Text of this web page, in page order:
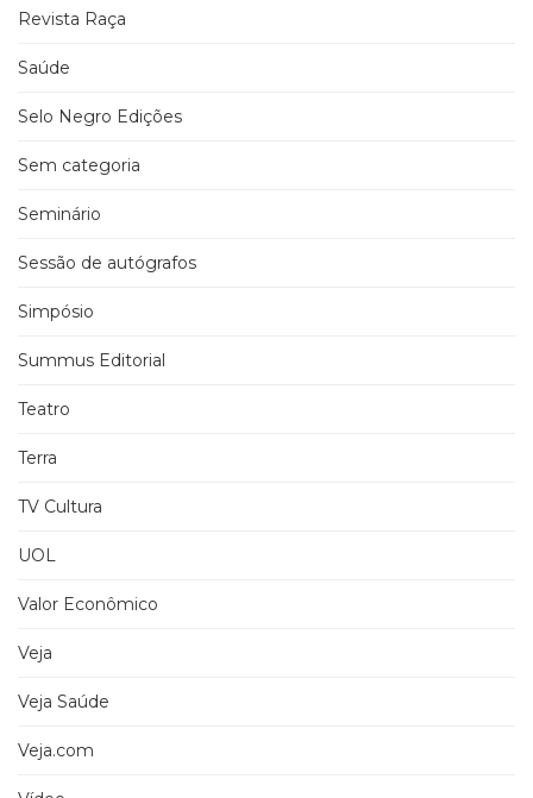
Revista Raça
Saúde
Selo Negro Edições
Sem categoria
Seminário
Sessão de autógrafos
Simpósio
Summus Editorial
Teatro
Terra
TV Cultura
UOL
Valor Econômico
Veja
Veja Saúde
Veja.com